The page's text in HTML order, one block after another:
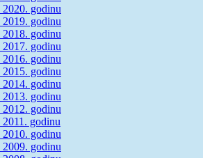
2020. godinu
2019. godinu
2018. godinu
2017. godinu
2016. godinu
2015. godinu
2014. godinu
2013. godinu
2012. godinu
godinu
2010. godinu
2009. godinu